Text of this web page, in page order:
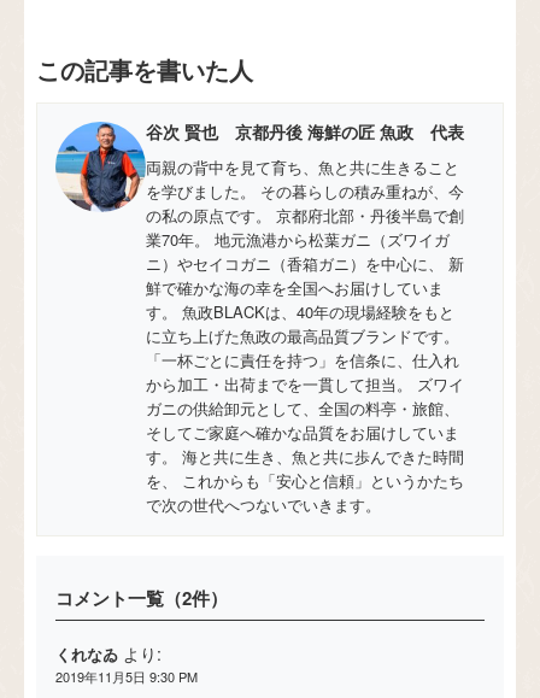
この記事を書いた人
谷次 賢也 京都丹後 海鮮の匠 魚政 代表
両親の背中を見て育ち、魚と共に生きること
を学びました。 その暮らしの積み重ねが、今
の私の原点です。 京都府北部・丹後半島で創
業70年。 地元漁港から松葉ガニ（ズワイガ
ニ）やセイコガニ（香箱ガニ）を中心に、 新
鮮で確かな海の幸を全国へお届けしていま
す。 魚政BLACKは、40年の現場経験をもと
に立ち上げた魚政の最高品質ブランドです。
「一杯ごとに責任を持つ」を信条に、仕入れ
から加工・出荷までを一貫して担当。 ズワイ
ガニの供給卸元として、全国の料亭・旅館、
そしてご家庭へ確かな品質をお届けしていま
す。 海と共に生き、魚と共に歩んできた時間
を、 これからも「安心と信頼」というかたち
で次の世代へつないでいきます。
コメント一覧（2件）
くれなゐ より:
2019年11月5日 9:30 PM